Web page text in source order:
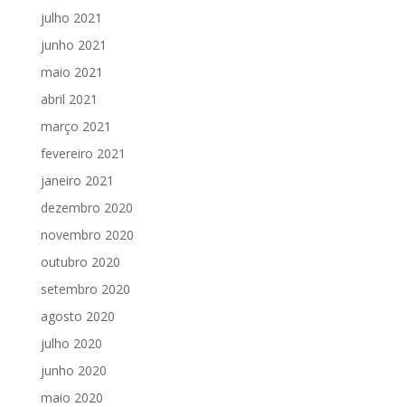
julho 2021
junho 2021
maio 2021
abril 2021
março 2021
fevereiro 2021
janeiro 2021
dezembro 2020
novembro 2020
outubro 2020
setembro 2020
agosto 2020
julho 2020
junho 2020
maio 2020